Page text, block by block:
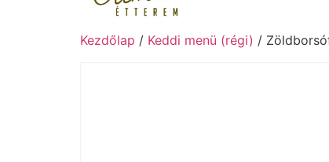
Kezdőlap / Keddi menü (régi) /